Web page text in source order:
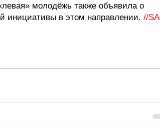
молодёжь также объявила о
инициативы в этом направлении. //SA